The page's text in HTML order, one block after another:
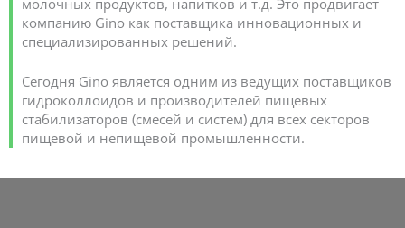
молочных продуктов, напитков и т.д. Это продвигает
компанию Gino как поставщика инновационных и
специализированных решений.
Сегодня Gino является одним из ведущих поставщиков
гидроколлоидов и производителей пищевых
стабилизаторов (смесей и систем) для всех секторов
пищевой и непищевой промышленности.